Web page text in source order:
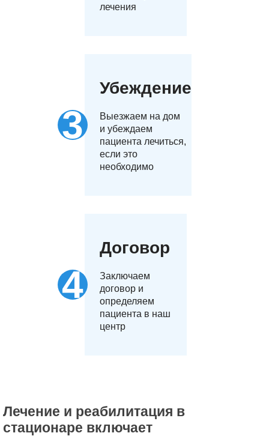
лечения
Убеждение
Выезжаем на дом
и убеждаем
пациента лечиться,
если это
необходимо
Договор
Заключаем
договор и
определяем
пациента в наш
центр
Лечение и реабилитация в
стационаре включает